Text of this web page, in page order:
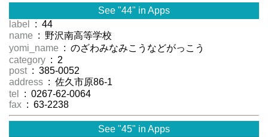
See "44" in Apps
label
: 44
name : 野沢南高等学校
yomi_name : のざわみなみこうなどがっこう
category : 2
post : 385-0052
address : 佐久市原86-1
tel
: 0267-62-0064
fax : 63-2238
See "45" in Apps